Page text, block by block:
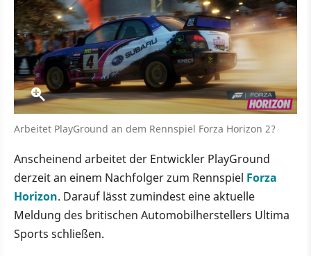
Arbeitet PlayGround an dem Rennspiel Forza Horizon 2?
Anscheinend arbeitet der Entwickler PlayGround
derzeit an einem Nachfolger zum Rennspiel Forza
Horizon. Darauf lässt zumindest eine aktuelle
Meldung des britischen Automobilherstellers Ultima
Sports schließen.